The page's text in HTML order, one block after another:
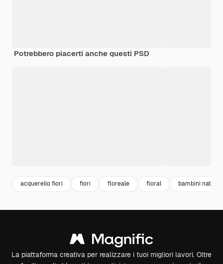
Potrebbero piacerti anche questi PSD
acquerello fiori fiori floreale floral bambini natura
La piattaforma creativa per realizzare i tuoi migliori lavori. Oltre